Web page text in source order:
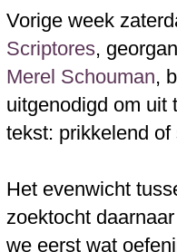
Vorige week
Scriptores,
Merel Schouman,
uitgenodigd om uit
tekst: prikkelend of
Het evenwicht
zoektocht
we eerst wat